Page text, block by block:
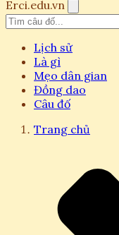
Erci.edu.vn
Lịch sử
Là gì
Mẹo dân gian
Đồng dao
Câu đố
Trang chủ